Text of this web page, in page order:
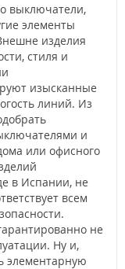
выключатели,
элементы
изделия
стиля и
изысканные
линий. Из
и
или офисного
в Испании, не
всем
не
Ну и,
элементарную